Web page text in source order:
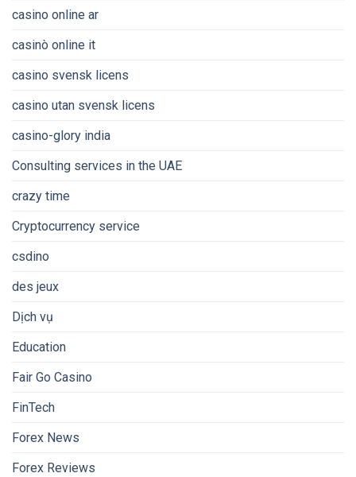
casino online ar
casinò online it
casino svensk licens
casino utan svensk licens
casino-glory india
Consulting services in the UAE
crazy time
Cryptocurrency service
csdino
des jeux
Dịch vụ
Education
Fair Go Casino
FinTech
Forex News
Forex Reviews